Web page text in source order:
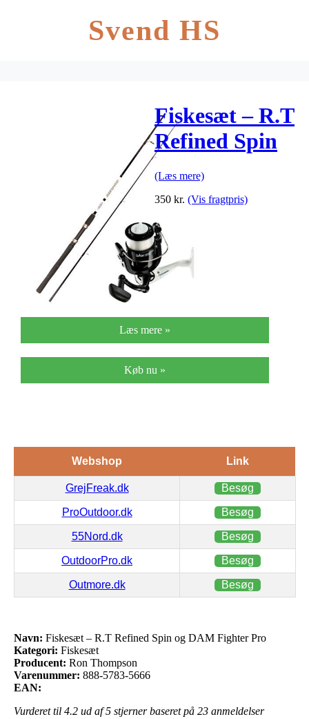
Svend HS
Fiskesæt – R.T
Refined Spin
og DAM
Fighter Pro
(Læs mere)
350 kr. (Vis fragtpris)
Læs mere »
Køb nu »
Webshop Link
GrejFreak.dk Besøg
ProOutdoor.dk Besøg
55Nord.dk Besøg
OutdoorPro.dk Besøg
Outmore.dk Besøg
Navn: Fiskesæt – R.T Refined Spin og DAM Fighter Pro
Kategori: Fiskesæt
Producent: Ron Thompson
Varenummer: 888-5783-5666
EAN:
Vurderet til 4.2 ud af 5 stjerner baseret på 23 anmeldelser